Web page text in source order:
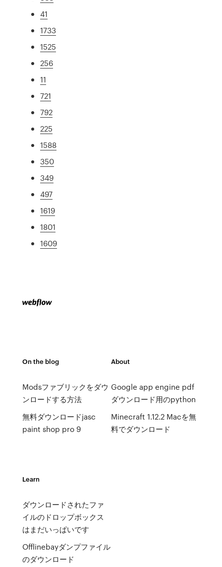
41
1733
1525
256
11
721
792
225
1588
350
349
497
1619
1801
1609
On the blog
Modsファブリックをダウ
ンロードする方法
無料ダウンロードjasc
paint shop pro 9
About
Google app engine pdf
ダウンロード用のpython
Minecraft 1.12.2 Macを無
料でダウンロード
Learn
ダウンロードされたファ
イルのドロップボックス
はまだいっぱいです
Offlinebayダンプファイル
のダウンロード